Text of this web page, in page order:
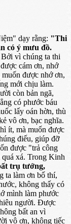
dạy rằng: "Thi
có ý mưu đồ.
vì chúng ta thi
cám ơn, nhớ
được nhớ ơn,
mới chịu làm.
còn bản ngã,
có phước báu
lấy oán hờn, thù
vô ơn, bạc nghĩa.
ít, mà muốn được
điếu, giúp đỡ
được "trả công
xá. Trong Kinh
trụ tướng,
ta làm ơn bố thí,
không thấy có
mình làm phước
người. Được
bất an vì
vô ơn, không tiếc